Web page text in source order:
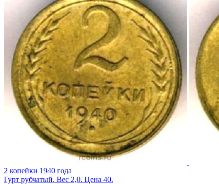
2 копейки 1940 года
Гурт рубчатый. Вес 2,0. Цена 40.